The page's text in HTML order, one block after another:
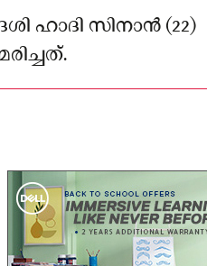
ഹാദി സിനാൻ (22)